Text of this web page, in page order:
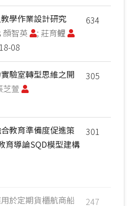
634
學作業設計研究
顏智英 ; 莊育鲤
08
305
驗室轉型思維之開
芝萱
301
教育準備度促進策
育導論SQD模型建構
247
於定期貨櫃航商船